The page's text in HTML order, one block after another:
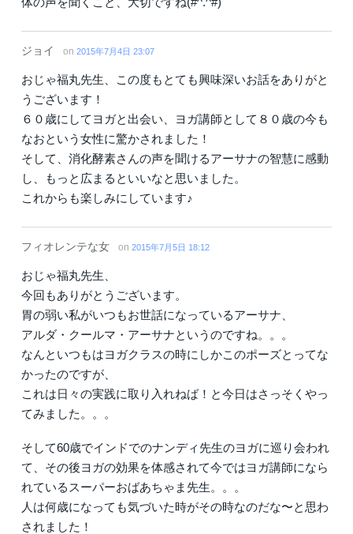
ジョイ on 2015年7月4日 23:07
おじゃ福丸先生、この度もとても興味深いお話をありがと
うございます！
６０歳にしてヨガと出会い、ヨガ講師として８０歳の今も
なおという女性に驚かされました！
そして、消化酵素さんの声を聞けるアーサナの智慧に感動
し、もっと広まるといいなと思いました。
これからも楽しみにしています♪
フィオレンテな女 on 2015年7月5日 18:12
おじゃ福丸先生、
今回もありがとうございます。
胃の弱い私がいつもお世話になっているアーサナ、
アルダ・クールマ・アーサナというのですね。。。
なんといつもはヨガクラスの時にしかこのポーズとってな
かったのですが、
これは日々の実践に取り入れねば！と今日はさっそくやっ
てみました。。。
そして60歳でインドでのナンディ先生のヨガに巡り会われ
て、その後ヨガの効果を体感されて今ではヨガ講師になら
れているスーパーおばあちゃま先生。。。
人は何歳になっても気づいた時がその時なのだな〜と思わ
されました！